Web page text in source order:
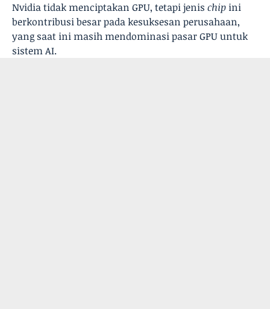
Nvidia tidak menciptakan GPU, tetapi jenis chip ini
berkontribusi besar pada kesuksesan perusahaan,
yang saat ini masih mendominasi pasar GPU untuk
sistem AI.